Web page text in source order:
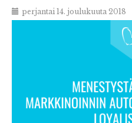
perjantai 14. joulukuuta 2018